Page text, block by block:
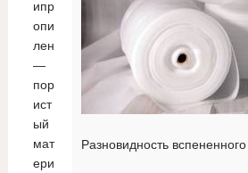
Разновидность
ипр
опи
лен
—
пор
ист
ый
мат
ери